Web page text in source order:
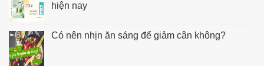
hiện nay
Có nên nhịn ăn sáng để giảm cân không?